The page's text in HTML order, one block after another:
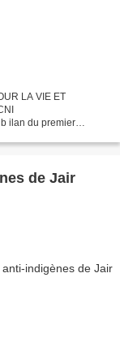
LA VIE ET
ilan du premier
de Jair